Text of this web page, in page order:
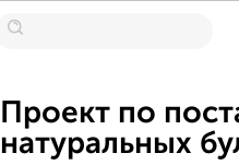
Проект по
натуральных